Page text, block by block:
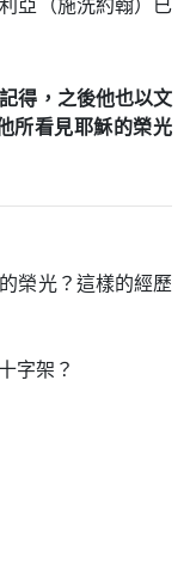
亞（施洗約翰）已
得，之後他也以文
所看見耶穌的榮光
榮光？這樣的經歷
字架？